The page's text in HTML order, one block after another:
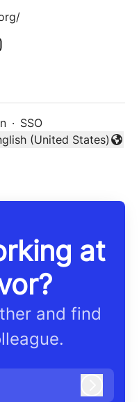
· SSO
language
(United States)
at
and find